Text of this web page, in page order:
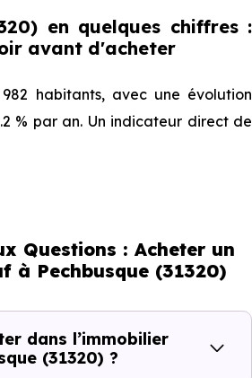
en quelques chiffres :
avant d'acheter
habitants, avec une évolution
% par an. Un indicateur direct de
renseigne directement sur la
et les typologies de biens les
(31320) dispose de 2
Questions : Acheter un
à Pechbusque (31320)
dans l’immobilier
(31320) ?